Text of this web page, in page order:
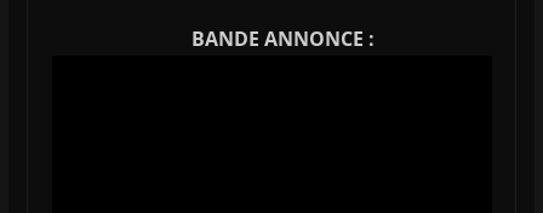
BANDE ANNONCE :